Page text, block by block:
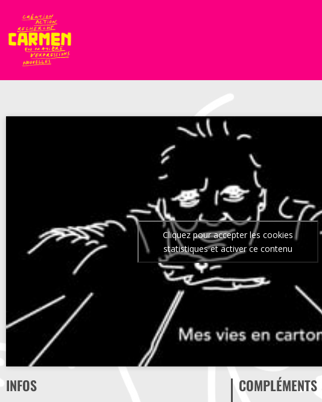
Cliquez pour accepter les cookies
statistiques et activer ce contenu
INFOS COMPLÉMENTS